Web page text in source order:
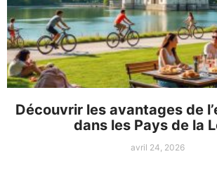
Découvrir les avantages de
dans les Pays de la
avril 24, 2026